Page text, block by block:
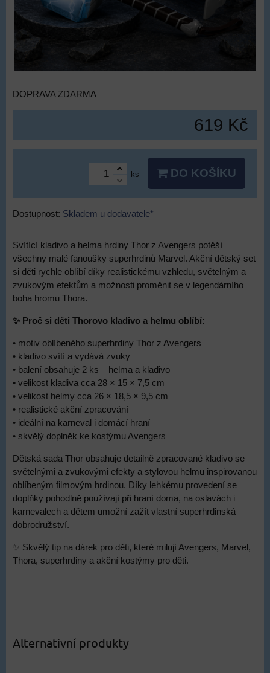
DOPRAVA ZDARMA
619 Kč
ks DO KOŠÍKU
Dostupnost: Skladem u dodavatele*
Svítící kladivo a helma hrdiny Thor z Avengers potěší
všechny malé fanoušky superhrdinů Marvel. Akční dětský set
si děti rychle oblíbí díky realistickému vzhledu, světelným a
zvukovým efektům a možnosti proměnit se v legendárního
boha hromu Thora.
✨ Proč si děti Thorovo kladivo a helmu oblíbí:
• motiv oblíbeného superhrdiny Thor z Avengers
• kladivo svítí a vydává zvuky
• balení obsahuje 2 ks – helma a kladivo
• velikost kladiva cca 28 × 15 × 7,5 cm
• velikost helmy cca 26 × 18,5 × 9,5 cm
• realistické akční zpracování
• ideální na karneval i domácí hraní
• skvělý doplněk ke kostýmu Avengers
Dětská sada Thor obsahuje detailně zpracované kladivo se
světelnými a zvukovými efekty a stylovou helmu inspirovanou
oblíbeným filmovým hrdinou. Díky lehkému provedení se
doplňky pohodlně používají při hraní doma, na oslavách i
karnevalech a dětem umožní zažít vlastní superhrdinská
dobrodružství.
✨ Skvělý tip na dárek pro děti, které milují Avengers, Marvel,
Thora, superhrdiny a akční kostýmy pro děti.
Alternativní produkty